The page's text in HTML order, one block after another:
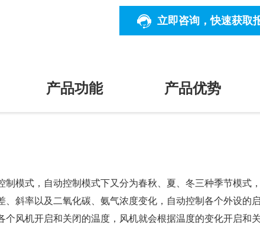
立即咨询 ，快速获取
产品功能 产品优势
模式，自动控制模式下又分为春秋、夏、冬三种季节模式
斜率以及二氧化碳、氨气浓度变化，自动控制各个外设的
风机开启和关闭的温度，风机就会根据温度的变化开启和